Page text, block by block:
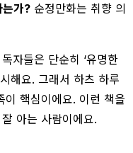
는가? 순정만화는 취향 의
자들은 단순히 ‘유명한
해요. 그래서 하츠 하루
핵심이에요. 이런 책을
아는 사람이에요.